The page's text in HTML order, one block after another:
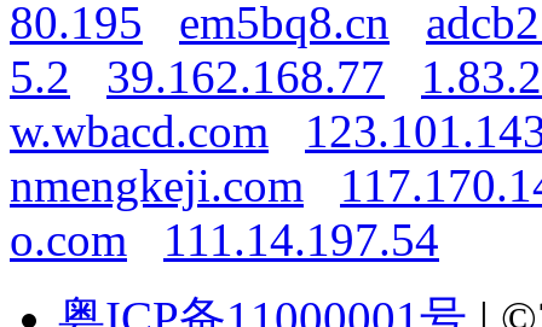
80.195
em5bq8.cn
5.2
39.162.168.77
w.wbacd.com
nmengkeji.com
o.com
111.14.197.54